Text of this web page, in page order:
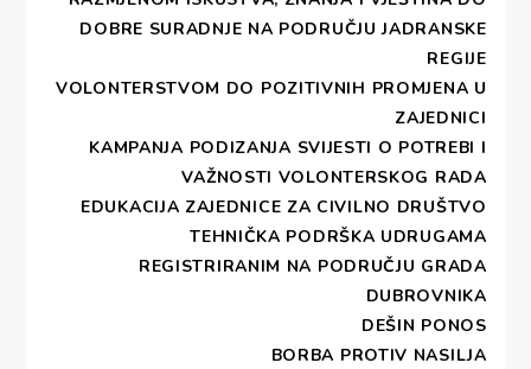
DOBRE SURADNJE NA PODRUČJU JADRANSKE
REGIJE
VOLONTERSTVOM DO POZITIVNIH PROMJENA U
ZAJEDNICI
KAMPANJA PODIZANJA SVIJESTI O POTREBI I
VAŽNOSTI VOLONTERSKOG RADA
EDUKACIJA ZAJEDNICE ZA CIVILNO DRUŠTVO
TEHNIČKA PODRŠKA UDRUGAMA
REGISTRIRANIM NA PODRUČJU GRADA
DUBROVNIKA
DEŠIN PONOS
BORBA PROTIV NASILJA